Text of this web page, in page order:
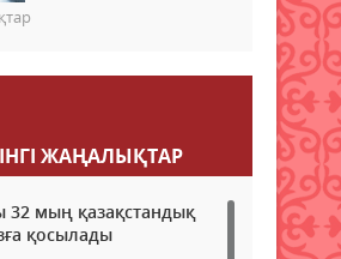
ЖАҢАЛЫҚТАР
32 мың қазақстандық
қосылады